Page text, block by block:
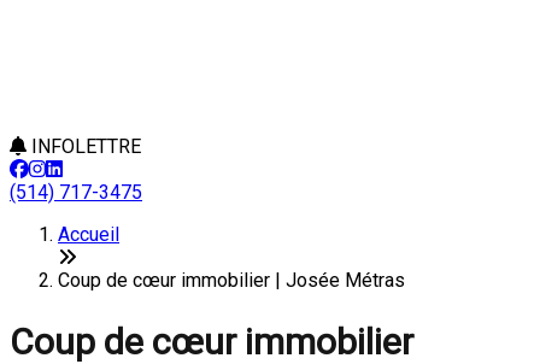
INFOLETTRE
(514) 717-3475
Accueil
Coup de cœur immobilier | Josée Métras
Coup de cœur immobilier